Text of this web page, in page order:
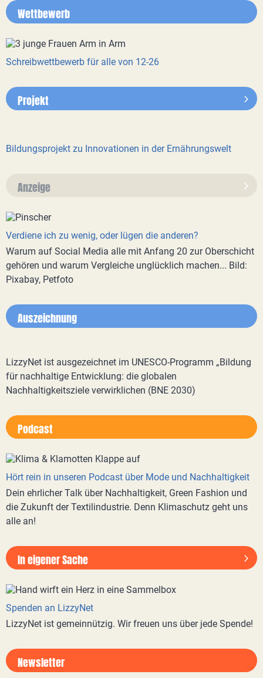
Wettbewerb
Schreibwettbewerb für alle von 12-26
Projekt
Bildungsprojekt zu Innovationen in der Ernährungswelt
Anzeige
Verdiene ich zu wenig, oder lügen die anderen?
Warum auf Social Media alle mit Anfang 20 zur Oberschicht
gehören und warum Vergleiche unglücklich machen... Bild:
Pixabay, Petfoto
Auszeichnung
LizzyNet ist ausgezeichnet im UNESCO-Programm „Bildung
für nachhaltige Entwicklung: die globalen
Nachhaltigkeitsziele verwirklichen (BNE 2030)
Podcast
Hört rein in unseren Podcast über Mode und Nachhaltigkeit
Dein ehrlicher Talk über Nachhaltigkeit, Green Fashion und
die Zukunft der Textilindustrie. Denn Klimaschutz geht uns
alle an!
In eigener Sache
Spenden an LizzyNet
LizzyNet ist gemeinnützig. Wir freuen uns über jede Spende!
Newsletter